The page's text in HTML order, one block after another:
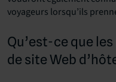
voyageurs lorsqu’ils
Qu’est-ce que
de site Web